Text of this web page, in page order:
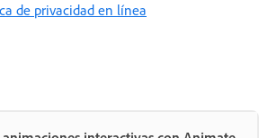
de privacidad en línea